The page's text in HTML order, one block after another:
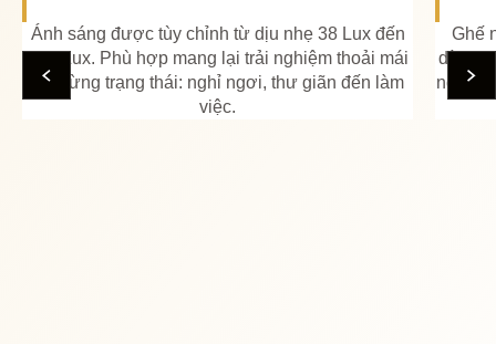
Ánh sáng được tùy chỉnh từ dịu nhẹ 38 Lux đến
335 Lux. Phù hợp mang lại trải nghiệm thoải mái
cho từng trạng thái: nghỉ ngơi, thư giãn đến làm
việc.
Ghế
dàng
ngả